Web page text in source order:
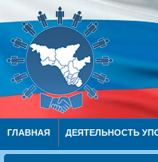
ГЛАВНАЯ ДЕЯТЕЛЬНОСТЬ